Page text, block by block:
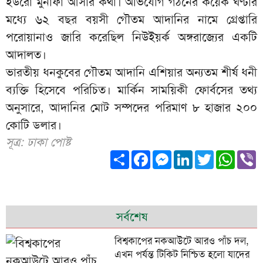
মধ্যে ৬২ বছর বয়সী গৌতম আদানির নামে গ্রেপ্তারি
পরোয়ানাও জারি করেছিল নিউইয়র্ক অঙ্গরাজ্যের একটি
আদালত।
ভারতীয় ধনকুবের গৌতম আদানি এশিয়ার অন্যতম শীর্ষ ধনী
ব্যক্তি হিসেবে পরিচিত। মার্কিন সাময়িকী ফোর্বসের তথ্য
অনুসারে, আদানির মোট সম্পদের পরিমাণ ৮ হাজার ২০০
কোটি ডলার।
সূত্র: ঢাকা পোষ্ট
ShareFacebook
Messenger
LinkedIn
Twitter
সর্বশেষ
বিশ্বকাপের নকআউটে আরও পাঁচ দল,
এখন পর্যন্ত টিকিট নিশ্চিত হলো যাদের